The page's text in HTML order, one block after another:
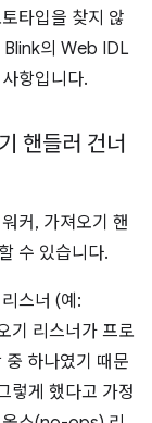
타입을 찾지 않
Blink의 Web IDL
항입니다.
핸들러 건너
커, 가져오기 핸
수 있습니다.
스너 (예:
기 리스너가 프로
하나였기 때문
렇게 했다고 가정